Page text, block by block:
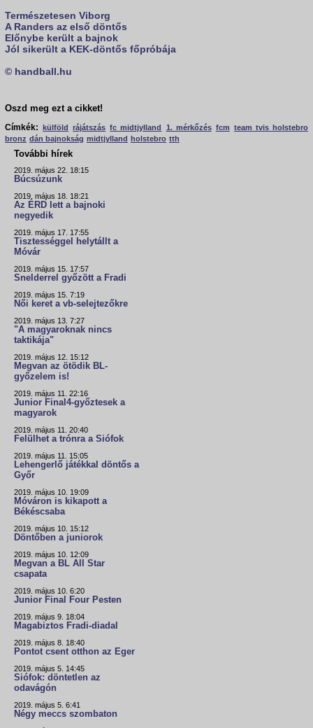
Természetesen Viborg
A Randers az első döntős
Előnybe került a bajnok
Jól sikerült a KEK-döntős főpróbája
© handball.hu
Oszd meg ezt a cikket!
Címkék:
külföld rájátszás fc midtjylland 1. mérkőzés fcm team tvis holstebro
bronz dán bajnokság midtjylland holstebro tth
További hírek
2019. május 22. 18:15
Búcsúzunk
2019. május 18. 18:21
Az ÉRD lett a bajnoki
negyedik
2019. május 17. 17:55
Tisztességgel helytállt a
Móvár
2019. május 15. 17:57
Snelderrel győzött a Fradi
2019. május 15. 7:19
Női keret a vb-selejtezőkre
2019. május 13. 7:27
"A magyaroknak nincs
taktikája"
2019. május 12. 15:12
Megvan az ötödik BL-
győzelem is!
2019. május 11. 22:16
Junior Final4-győztesek a
magyarok
2019. május 11. 20:40
Felülhet a trónra a Siófok
2019. május 11. 15:05
Lehengerlő játékkal döntős a
Győr
2019. május 10. 19:09
Móváron is kikapott a
Békéscsaba
2019. május 10. 15:12
Döntőben a juniorok
2019. május 10. 12:09
Megvan a BL All Star
csapata
2019. május 10. 6:20
Junior Final Four Pesten
2019. május 9. 18:04
Magabiztos Fradi-diadal
2019. május 8. 18:40
Pontot csent otthon az Eger
2019. május 5. 14:45
Siófok: döntetlen az
odavágón
2019. május 5. 6:41
Négy meccs szombaton